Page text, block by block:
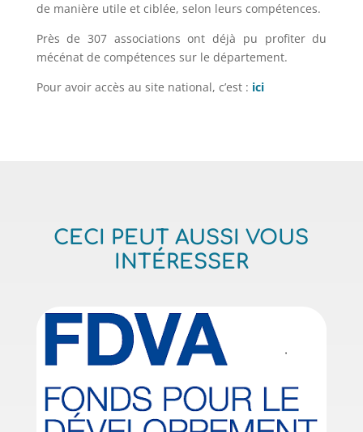
de manière utile et ciblée, selon leurs compétences.
Près de 307 associations ont déjà pu profiter du
mécénat de compétences sur le département.
Pour avoir accès au site national, c’est : ici
CECI PEUT AUSSI VOUS
INTÉRESSER